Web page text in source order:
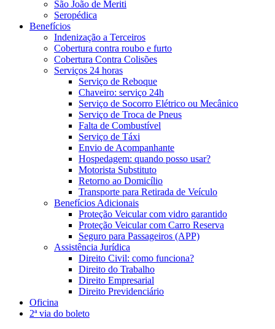
São João de Meriti
Seropédica
Benefícios
Indenização a Terceiros
Cobertura contra roubo e furto
Cobertura Contra Colisões
Serviços 24 horas
Serviço de Reboque
Chaveiro: serviço 24h
Serviço de Socorro Elétrico ou Mecânico
Serviço de Troca de Pneus
Falta de Combustível
Serviço de Táxi
Envio de Acompanhante
Hospedagem: quando posso usar?
Motorista Substituto
Retorno ao Domicílio
Transporte para Retirada de Veículo
Benefícios Adicionais
Proteção Veicular com vidro garantido
Proteção Veicular com Carro Reserva
Seguro para Passageiros (APP)
Assistência Jurídica
Direito Civil: como funciona?
Direito do Trabalho
Direito Empresarial
Direito Previdenciário
Oficina
2ª via do boleto